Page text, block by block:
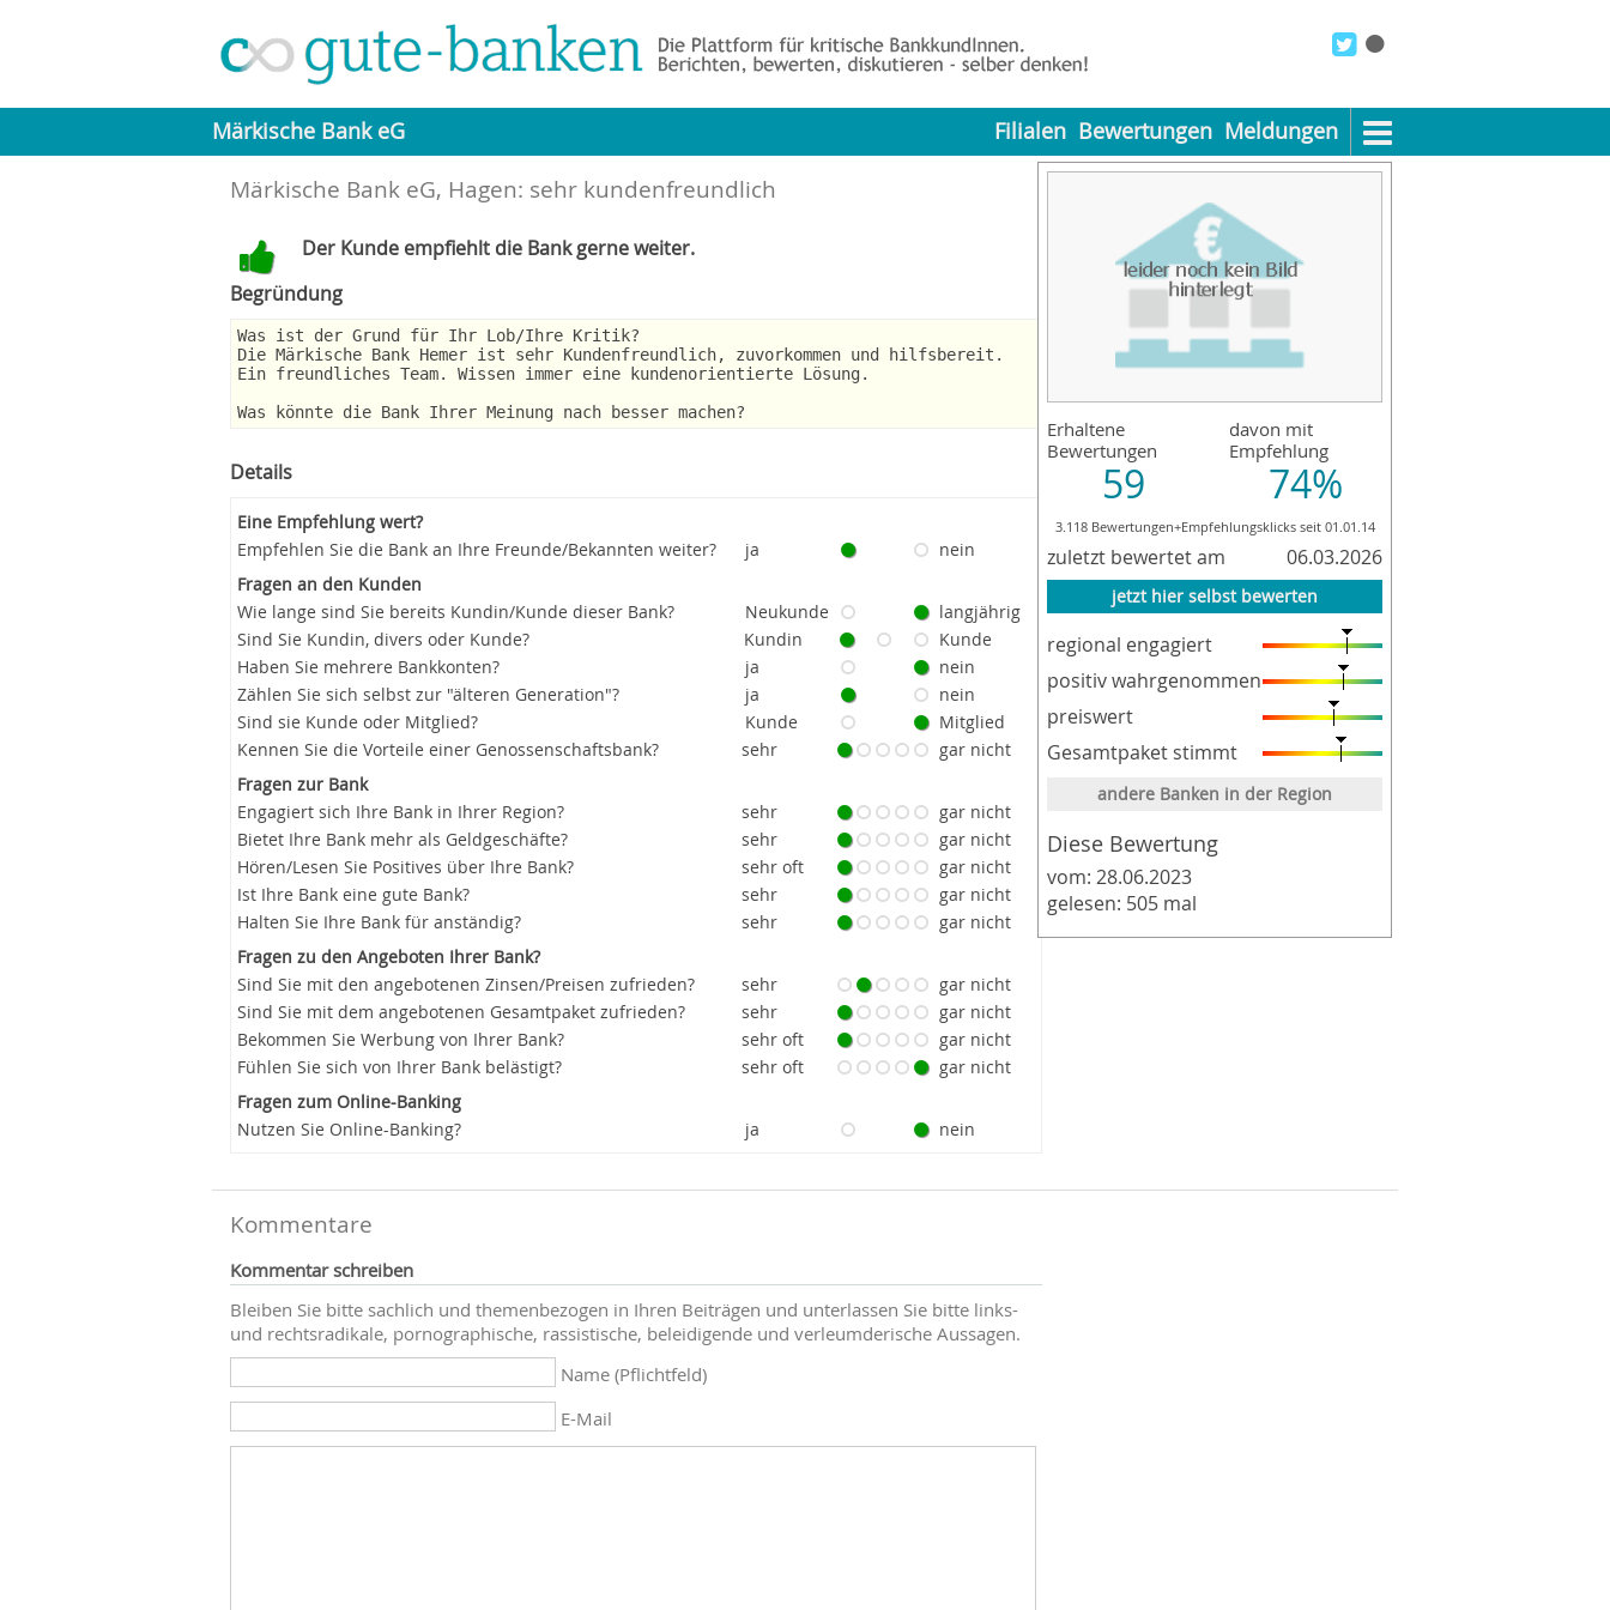
Märkische Bank eG Filialen Bewertungen Meldungen
Erhaltene
Bewertungen
59
davon mit
Empfehlung
74%
3.118 Bewertungen+Empfehlungsklicks seit 01.01.14
zuletzt bewertet am 06.03.2026
jetzt hier selbst bewerten
regional engagiert
positiv wahrgenommen
preiswert
Gesamtpaket stimmt
andere Banken in der Region
Diese Bewertung
vom: 28.06.2023
gelesen: 505 mal
Märkische Bank eG, Hagen: sehr kundenfreundlich
Der Kunde empfiehlt die Bank gerne weiter.
Begründung
Was ist der Grund für Ihr Lob/Ihre Kritik?
Die Märkische Bank Hemer ist sehr Kundenfreundlich, zuvorkommen und hilfsbereit.
Ein freundliches Team. Wissen immer eine kundenorientierte Lösung.
Was könnte die Bank Ihrer Meinung nach besser machen?
Details
Eine Empfehlung wert?
Empfehlen Sie die Bank an Ihre Freunde/Bekannten weiter?
ja
nein
Fragen an den Kunden
Wie lange sind Sie bereits Kundin/Kunde dieser Bank?
Neukunde
langjährig
Sind Sie Kundin, divers oder Kunde?
Kundin
Kunde
Haben Sie mehrere Bankkonten?
ja
nein
Zählen Sie sich selbst zur "älteren Generation"?
ja
nein
Sind sie Kunde oder Mitglied?
Kunde
Mitglied
Kennen Sie die Vorteile einer Genossenschaftsbank?
sehr
gar nicht
Fragen zur Bank
Engagiert sich Ihre Bank in Ihrer Region?
sehr
gar nicht
Bietet Ihre Bank mehr als Geldgeschäfte?
sehr
gar nicht
Hören/Lesen Sie Positives über Ihre Bank?
sehr oft
gar nicht
Ist Ihre Bank eine gute Bank?
sehr
gar nicht
Halten Sie Ihre Bank für anständig?
sehr
gar nicht
Fragen zu den Angeboten Ihrer Bank?
Sind Sie mit den angebotenen Zinsen/Preisen zufrieden?
sehr
gar nicht
Sind Sie mit dem angebotenen Gesamtpaket zufrieden?
sehr
gar nicht
Bekommen Sie Werbung von Ihrer Bank?
sehr oft
gar nicht
Fühlen Sie sich von Ihrer Bank belästigt?
sehr oft
gar nicht
Fragen zum Online-Banking
Nutzen Sie Online-Banking?
ja nein
Kommentare
Kommentar schreiben
Bleiben Sie bitte sachlich und themenbezogen in Ihren Beiträgen und unterlassen Sie bitte links-
und rechtsradikale, pornographische, rassistische, beleidigende und verleumderische Aussagen.
Name (Pflichtfeld)
E-Mail